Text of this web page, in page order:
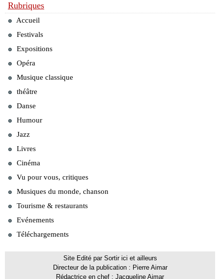
Rubriques
Accueil
Festivals
Expositions
Opéra
Musique classique
théâtre
Danse
Humour
Jazz
Livres
Cinéma
Vu pour vous, critiques
Musiques du monde, chanson
Tourisme & restaurants
Evénements
Téléchargements
Site Edité par Sortir ici et ailleurs
Directeur de la publication : Pierre Aimar
Rédactrice en chef : Jacqueline Aimar